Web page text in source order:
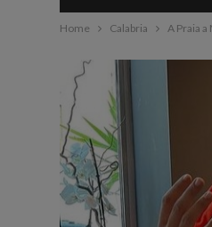
Home Calabria A Praia